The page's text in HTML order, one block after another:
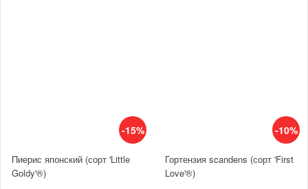
-15%
Пиерис японский (сорт 'Little
Goldy'®)
-10%
Гортензия scandens (сорт 'First
Love'®)